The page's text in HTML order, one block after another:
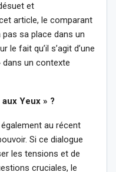
et
article, le comparant
pas sa place dans un
le fait qu’il s’agit d’une
dans un contexte
Yeux » ?
également au récent
Si ce dialogue
les tensions et de
cruciales, le